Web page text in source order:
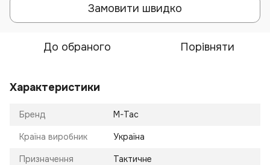
Замовити швидко
До обраного Порівняти
Характеристики
Бренд M-Tac
Країна виробник Україна
Призначення Тактичне